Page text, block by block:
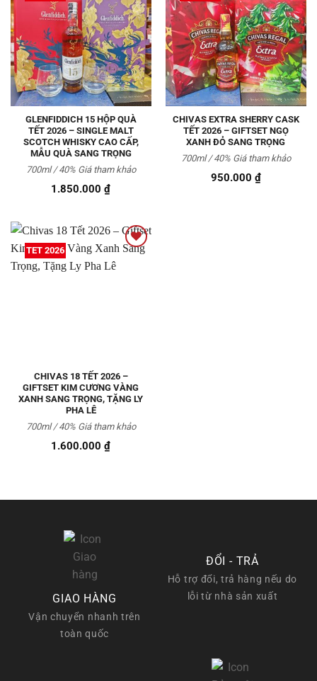
Thêm
vào
Yêu
thích
GLENFIDDICH 15 HỘP QUÀ
TẾT 2026 – SINGLE MALT
SCOTCH WHISKY CAO CẤP,
MẪU QUÀ SANG TRỌNG
1.850.000₫
700ml / 40% Giá tham khảo
Thêm
vào
Yêu
thích
CHIVAS EXTRA SHERRY CASK
TẾT 2026 – GIFTSET NGỌ
XANH ĐỎ SANG TRỌNG
950.000 ₫
700ml / 40% Giá tham khảo
TET 2026
CHIVAS 18 TẾT 2026 –
GIFTSET KIM CƯƠNG VÀNG
XANH SANG TRỌNG, TẶNG LY
PHA LÊ
1.600.000₫
700ml / 40% Giá tham khảo
GIAO HÀNG
Vận chuyển nhanh trên
toàn quốc
ĐỔI - TRẢ
Hỗ trợ đổi, trả hàng nếu do
lỗi từ nhà sản xuất